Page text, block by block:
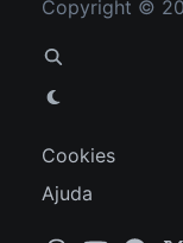
Copyright ©
Cookies
Ajuda